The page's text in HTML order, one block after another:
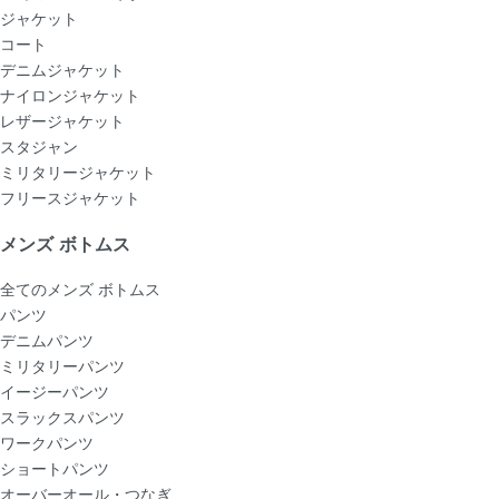
ジャケット
コート
デニムジャケット
ナイロンジャケット
レザージャケット
スタジャン
ミリタリージャケット
フリースジャケット
メンズ ボトムス
全てのメンズ ボトムス
パンツ
デニムパンツ
ミリタリーパンツ
イージーパンツ
スラックスパンツ
ワークパンツ
ショートパンツ
オーバーオール・つなぎ